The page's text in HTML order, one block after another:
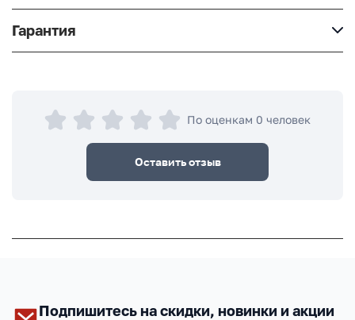
Гарантия
По оценкам 0 человек
Оставить отзыв
Подпишитесь на скидки, новинки и акции